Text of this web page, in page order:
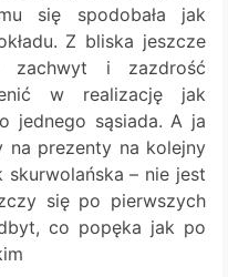
się spodobała jak
Z bliska jeszcze
zachwyt i zazdrość
w realizację jak
jednego sąsiada. A ja
na prezenty na kolejny
– nie jest
się po pierwszych
co popęka jak po